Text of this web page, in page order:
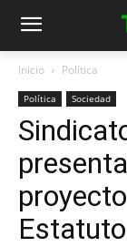
Inicio Política
Política Sociedad